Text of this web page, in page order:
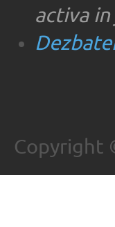
activa
Copyright